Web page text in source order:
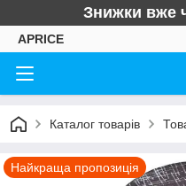
Знижки вже
APRICE
Каталог товарів
Найкраща пропозиція